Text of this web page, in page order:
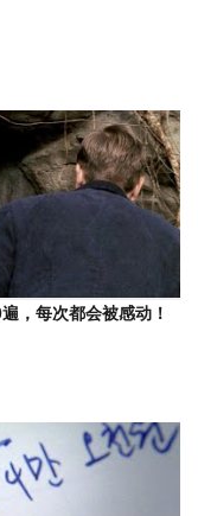
，每次都会被感动！